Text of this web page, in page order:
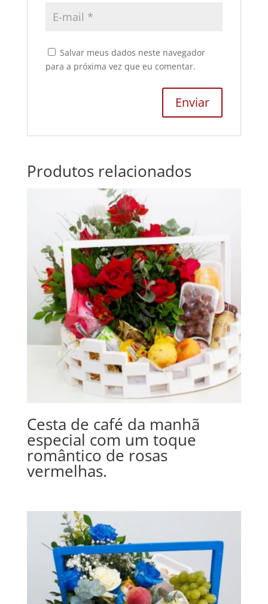
Salvar meus dados neste navegador
para a próxima vez que eu comentar.
Produtos relacionados
Cesta de café da manhã
especial com um toque
romântico de rosas
vermelhas.